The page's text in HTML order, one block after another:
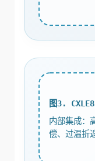
图3.
内部集成：
偿、过温折